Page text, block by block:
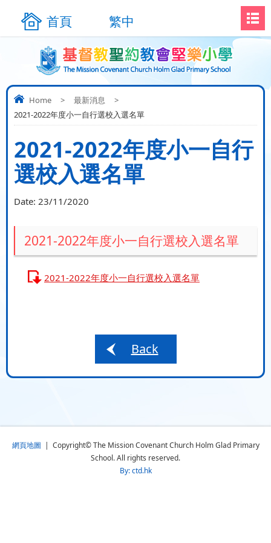
首頁 繁中
Home > 最新消息
>
2021-2022年度小一自行選校入選名單
2021-2022年度小一自行
選校入選名單
Date: 23/11/2020
2021-2022年度小一自行選校入選名單
2021-2022年度小一自行選校入選名單
Back
網頁地圖 | Copyright© The Mission Covenant Church Holm Glad Primary
School. All rights reserved.
By: ctd.hk